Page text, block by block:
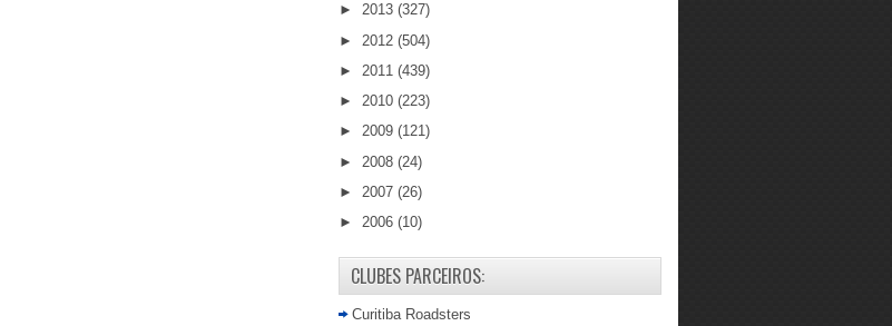
► 2013 (327)
► 2012 (504)
► 2011 (439)
► 2010 (223)
► 2009 (121)
► 2008 (24)
► 2007 (26)
► 2006 (10)
CLUBES PARCEIROS:
Curitiba Roadsters